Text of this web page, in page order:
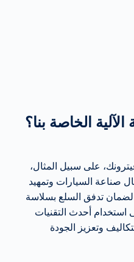
الخاصة بنا؟
على سبيل المثال،
صناعة السيارات وتمهيد
لضمان تدفق السلع بسلاسة
أحدث التقنيات
وتعزيز الجودة